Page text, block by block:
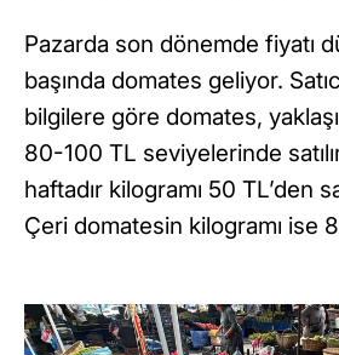
Pazarda son dönemde fiyatı
başında domates geliyor.
bilgilere göre domates,
80-100 TL seviyelerinde
haftadır kilogramı 50 TL’den
Çeri domatesin kilogramı ise